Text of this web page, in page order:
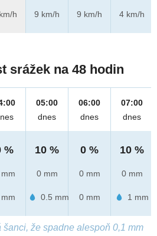
h
9 km/h
9 km/h
4 km/h
srážek na 48 hodin
%
05:00
dnes
10 %
0 mm
0.5 mm
06:00
dnes
0 %
0 mm
0 mm
07:00
dnes
10 %
0 mm
1 mm
že spadne alespoň 0,1 mm